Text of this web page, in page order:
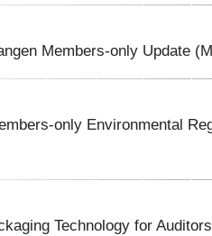
Members-only Update
only Environmental
Technology for